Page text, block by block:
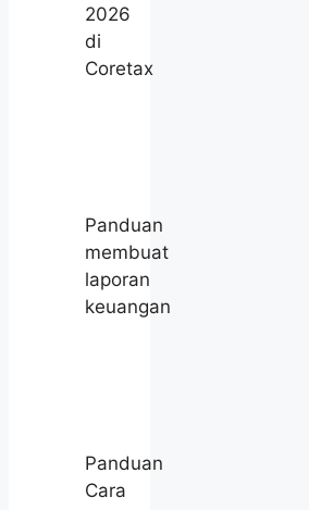
2026
di
Coretax
Panduan
membuat
laporan
keuangan
Panduan
Cara